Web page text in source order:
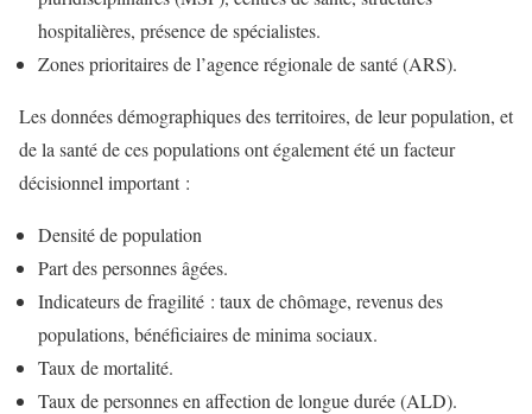
hospitalières, présence de spécialistes.
Zones prioritaires de l’agence régionale de santé (ARS).
Les données démographiques des territoires, de leur population, et
de la santé de ces populations ont également été un facteur
décisionnel important :
Densité de population
Part des personnes âgées.
Indicateurs de fragilité : taux de chômage, revenus des
populations, bénéficiaires de minima sociaux.
Taux de mortalité.
Taux de personnes en affection de longue durée (ALD).